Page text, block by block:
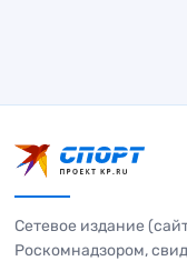
Сетевое издание
Роскомнадзором,